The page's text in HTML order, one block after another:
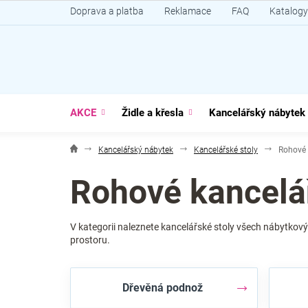
na
Doprava a platba Reklamace FAQ Katalogy
AKCE Židle a křesla Kancelářský nábytek
Kancelářský nábytek Kancelářské stoly
Rohové
V kategorii naleznete kancelářské stoly všech
prostoru.
Dřevěná podnož